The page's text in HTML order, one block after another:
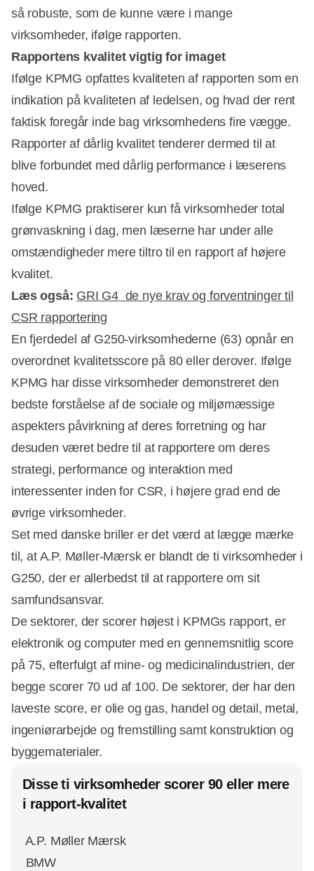
så robuste, som de kunne være i mange
virksomheder, ifølge rapporten.
Rapportens kvalitet vigtig for imaget
Ifølge KPMG opfattes kvaliteten af rapporten som en
indikation på kvaliteten af ledelsen, og hvad der rent
faktisk foregår inde bag virksomhedens fire vægge.
Rapporter af dårlig kvalitet tenderer dermed til at
blive forbundet med dårlig performance i læserens
hoved.
Ifølge KPMG praktiserer kun få virksomheder total
grønvaskning i dag, men læserne har under alle
omstændigheder mere tiltro til en rapport af højere
kvalitet.
Læs også: GRI G4  de nye krav og forventninger til
CSR rapportering
En fjerdedel af G250-virksomhederne (63) opnår en
overordnet kvalitetsscore på 80 eller derover. Ifølge
KPMG har disse virksomheder demonstreret den
bedste forståelse af de sociale og miljømæssige
aspekters påvirkning af deres forretning og har
desuden været bedre til at rapportere om deres
strategi, performance og interaktion med
interessenter inden for CSR, i højere grad end de
øvrige virksomheder.
Set med danske briller er det værd at lægge mærke
til, at A.P. Møller-Mærsk er blandt de ti virksomheder i
G250, der er allerbedst til at rapportere om sit
samfundsansvar.
De sektorer, der scorer højest i KPMGs rapport, er
elektronik og computer med en gennemsnitlig score
på 75, efterfulgt af mine- og medicinalindustrien, der
begge scorer 70 ud af 100. De sektorer, der har den
laveste score, er olie og gas, handel og detail, metal,
ingeniørarbejde og fremstilling samt konstruktion og
byggematerialer.
Disse ti virksomheder scorer 90 eller mere
i rapport-kvalitet
 A.P. Møller Mærsk
 BMW